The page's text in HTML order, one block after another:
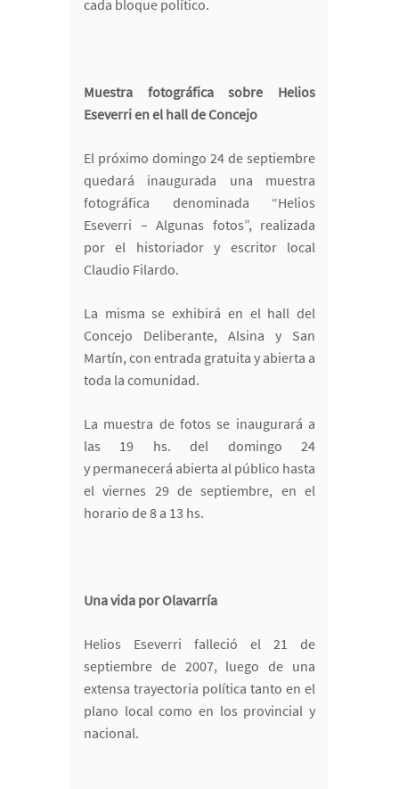
cada bloque político.
Muestra fotográfica sobre Helios
Eseverri en el hall de Concejo
El próximo domingo 24 de septiembre
quedará inaugurada una muestra
fotográfica denominada “Helios
Eseverri – Algunas fotos”, realizada
por el historiador y escritor local
Claudio Filardo.
La misma se exhibirá en el hall del
Concejo Deliberante, Alsina y San
Martín, con entrada gratuita y abierta a
toda la comunidad.
La muestra de fotos se inaugurará a
las 19 hs. del domingo 24
y permanecerá abierta al público hasta
el viernes 29 de septiembre, en el
horario de 8 a 13 hs.
Una vida por Olavarría
Helios Eseverri falleció el 21 de
septiembre de 2007, luego de una
extensa trayectoria política tanto en el
plano local como en los provincial y
nacional.